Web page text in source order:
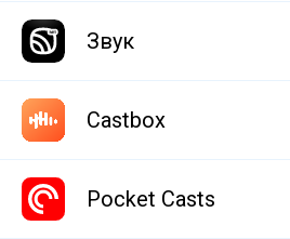
Звук
Castbox
Pocket Casts